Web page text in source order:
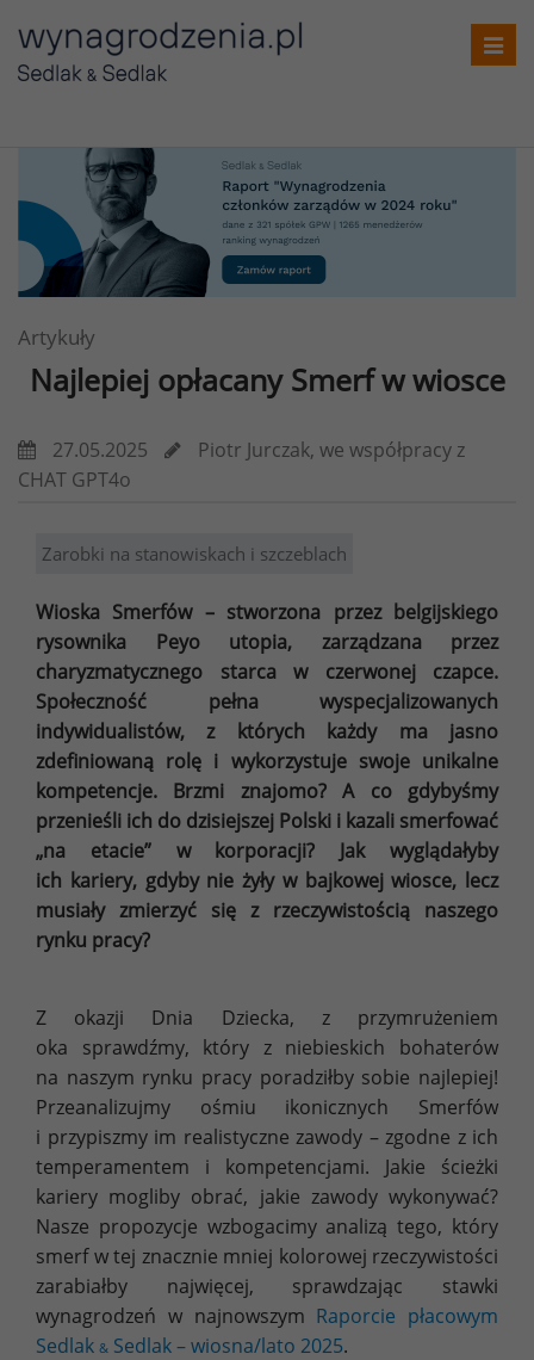
Artykuły
Najlepiej opłacany Smerf w wiosce
27.05.2025
Piotr Jurczak, we współpracy z
CHAT GPT4o
Zarobki na stanowiskach i szczeblach
Wioska Smerfów – stworzona przez belgijskiego
rysownika Peyo utopia, zarządzana przez
charyzmatycznego starca w czerwonej czapce.
Społeczność pełna wyspecjalizowanych
indywidualistów, z których każdy ma jasno
zdefiniowaną rolę i wykorzystuje swoje unikalne
kompetencje. Brzmi znajomo? A co gdybyśmy
przenieśli ich do dzisiejszej Polski i kazali smerfować
„na etacie” w korporacji? Jak wyglądałyby
ich kariery, gdyby nie żyły w bajkowej wiosce, lecz
musiały zmierzyć się z rzeczywistością naszego
rynku pracy?
Z okazji Dnia Dziecka, z przymrużeniem
oka sprawdźmy, który z niebieskich bohaterów
na naszym rynku pracy poradziłby sobie najlepiej!
Przeanalizujmy ośmiu ikonicznych Smerfów
i przypiszmy im realistyczne zawody – zgodne z ich
temperamentem i kompetencjami. Jakie ścieżki
kariery mogliby obrać, jakie zawody wykonywać?
Nasze propozycje wzbogacimy analizą tego, który
smerf w tej znacznie mniej kolorowej rzeczywistości
zarabiałby najwięcej, sprawdzając stawki
wynagrodzeń w najnowszym Raporcie płacowym
Sedlak & Sedlak – wiosna/lato 2025.